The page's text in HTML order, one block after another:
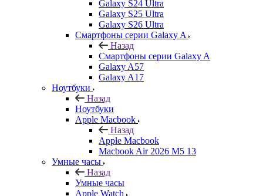
Galaxy S24 Ultra
Galaxy S25 Ultra
Galaxy S26 Ultra
Смартфоны серии Galaxy A
Назад
Смартфоны серии Galaxy A
Galaxy A57
Galaxy A17
Ноутбуки
Назад
Ноутбуки
Apple Macbook
Назад
Apple Macbook
Macbook Air 2026 M5 13
Умные часы
Назад
Умные часы
Apple Watch